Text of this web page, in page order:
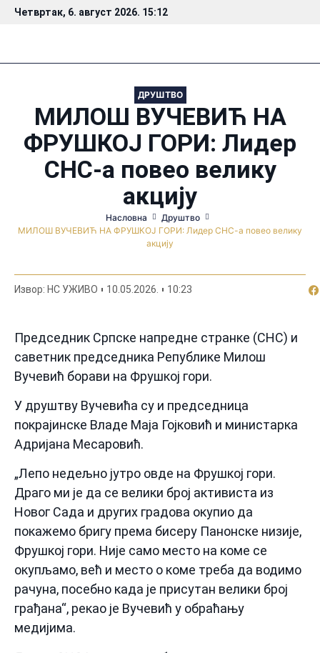
Четвртак, 6. август 2026. 15:12
ДРУШТВО
МИЛОШ ВУЧЕВИЋ НА
ФРУШКОЈ ГОРИ: Лидер
СНС-а повео велику
акцију
Насловна
Друштво
МИЛОШ ВУЧЕВИЋ НА ФРУШКОЈ ГОРИ: Лидер СНС-а повео велику
акцију
Извор: НС УЖИВО 10.05.2026. 10:23
Председник Српске напредне странке (СНС) и
саветник председника Републике Милош
Вучевић борави на Фрушкој гори.
У друштву Вучевића су и председница
покрајинске Владе Маја Гојковић и министарка
Адријана Месаровић.
„Лепо недељно јутро овде на Фрушкој гори.
Драго ми је да се велики број активиста из
Новог Сада и других градова окупио да
покажемо бригу према бисеру Панонске низије,
Фрушкој гори. Није само место на коме се
окупљамо, већ и место о коме треба да водимо
рачуна, посебно када је присутан велики број
грађана“, рекао је Вучевић у обраћању
медијима.